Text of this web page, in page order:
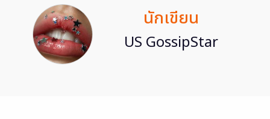
นักเขียน
US GossipStar